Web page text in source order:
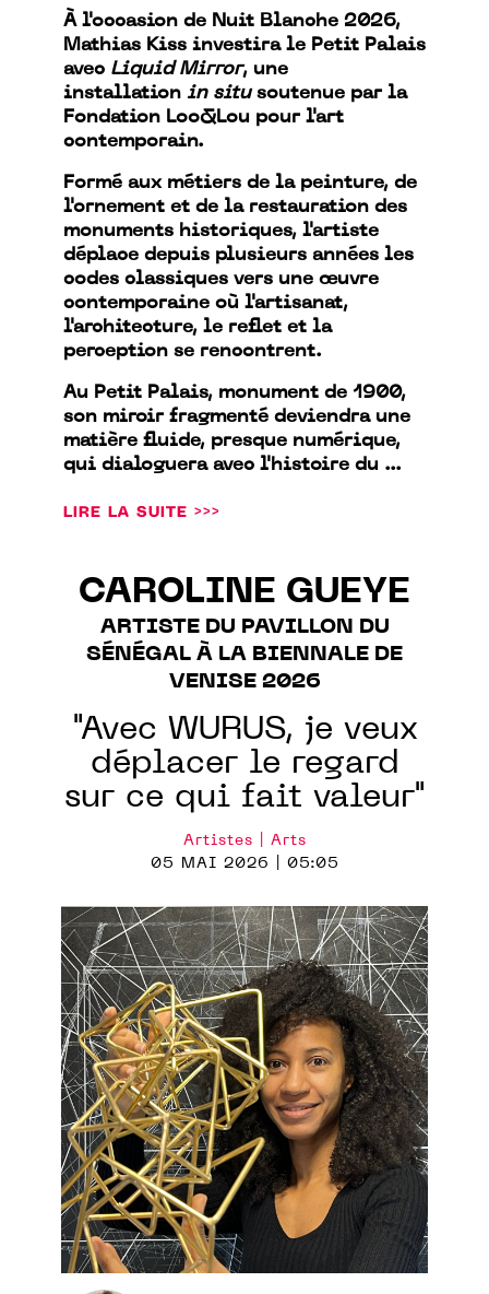
À l'occasion de Nuit Blanche 2026,
Mathias Kiss investira le Petit Palais
avec Liquid Mirror, une
installation in situsoutenue par la
Fondation Loo&Lou pour l'art
contemporain.
Formé aux métiers de la peinture, de
l'ornement et de la restauration des
monuments historiques, l'artiste
déplace depuis plusieurs années les
codes classiques vers une œuvre
contemporaine où l'artisanat,
l'architecture, le reflet et la
perception se rencontrent.
Au Petit Palais, monument de 1900,
son miroir fragmenté deviendra une
matière fluide, presque numérique,
qui dialoguera avec l'histoire du ...
LIRE LA SUITE >>>
CAROLINE GUEYE
ARTISTE DU PAVILLON DU
SÉNÉGAL À LA BIENNALE DE
VENISE 2026
"Avec WURUS, je veux
déplacer le regard
sur ce qui fait valeur"
Artistes | Arts
05 MAI 2026 | 05:05